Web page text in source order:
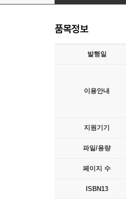
품목정보
발행일
이용안내
지원기기
파일/용량
페이지 수
ISBN13